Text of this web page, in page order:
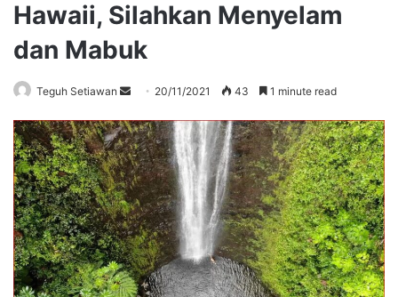
Hawaii, Silahkan Menyelam
dan Mabuk
Teguh Setiawan
Send
email
20/11/2021 43 1 minute read